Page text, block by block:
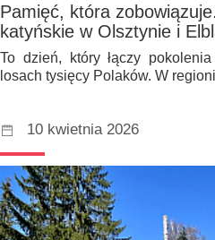
Pamięć, która
katyńskie w Olsztynie i
To dzień, który łączy
losach tysięcy Polaków. W
10 kwietnia 2026